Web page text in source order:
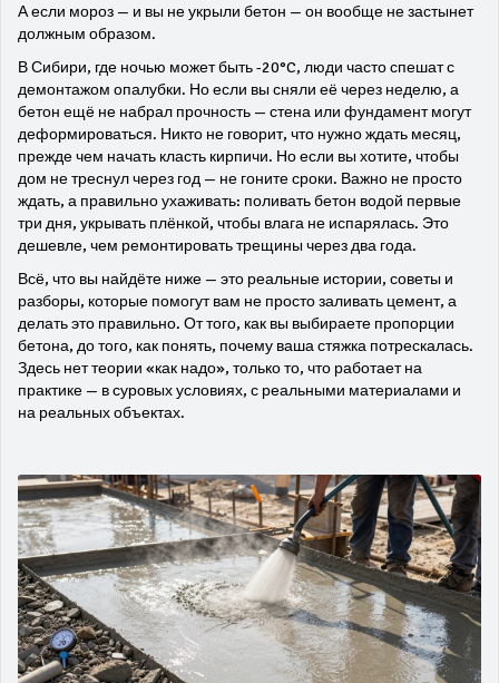
А если мороз — и вы не укрыли бетон — он вообще не застынет
должным образом.
В Сибири, где ночью может быть -20°C, люди часто спешат с
демонтажом опалубки. Но если вы сняли её через неделю, а
бетон ещё не набрал прочность — стена или фундамент могут
деформироваться. Никто не говорит, что нужно ждать месяц,
прежде чем начать класть кирпичи. Но если вы хотите, чтобы
дом не треснул через год — не гоните сроки. Важно не просто
ждать, а правильно ухаживать: поливать бетон водой первые
три дня, укрывать плёнкой, чтобы влага не испарялась. Это
дешевле, чем ремонтировать трещины через два года.
Всё, что вы найдёте ниже — это реальные истории, советы и
разборы, которые помогут вам не просто заливать цемент, а
делать это правильно. От того, как вы выбираете пропорции
бетона, до того, как понять, почему ваша стяжка потрескалась.
Здесь нет теории «как надо», только то, что работает на
практике — в суровых условиях, с реальными материалами и
на реальных объектах.